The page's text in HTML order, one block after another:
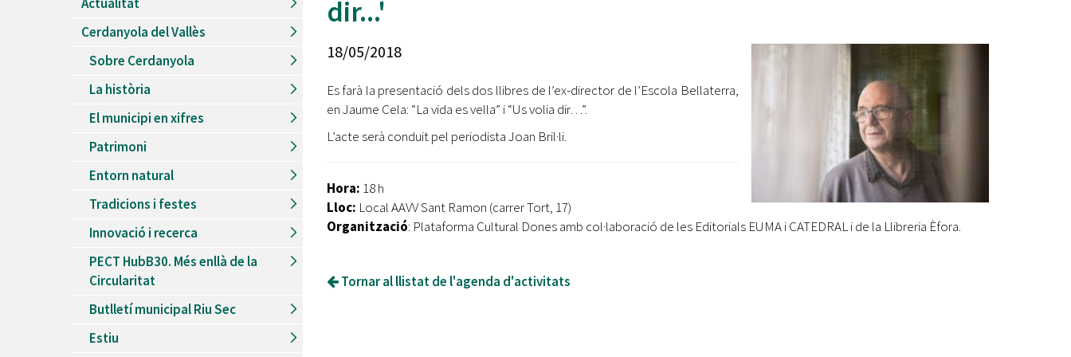
Recursos Humans
Retiment de Comptes
Accés a Informació Pública
Dades Obertes
Catàleg de Serveis i Tràmits
Del26/06/2026al30/08/2026
Patis oberts temporada d'estiu
Piscines d'estiu a Cerdanyola
Del01/06/2026al30/09/2026
Refugis climàtics a Cerdanyola
Jocs d'aigua del Parc Cordelles
Del01/07/2024al31/08/2026
Decorem! Conte 'La truita de nabius'
Cerdanyola opta a més de 5 milions d'euros del Pla de
l'entorn de l'avinguda Catalunya
tret de sortida al festival
Entitats
Mercats Municipals
Webs Municipals
Cerdanyola del Vallès
Sobre Cerdanyola
La història
El municipi en xifres
Patrimoni
Entorn natural
Tradicions i festes
Innovació i recerca
PECT HubB30. Més enllà de la
Circularitat
Butlletí municipal Riu Sec
Estiu
dir...'
18/05/2018
Es farà la presentació dels dos llibres de l’ex-director de l’Escola Bellaterra,
en Jaume Cela: “La vida es vella” i “Us volia dir…”.
L’acte serà conduit pel periodista Joan Bril·li.
Hora: 18 h
Lloc: Local AAVV Sant Ramon (carrer Tort, 17)
Organització: Plataforma Cultural Dones amb col·laboració de les Editorials EUMA i CATEDRAL i de la Llibreria Èfora.
Tornar al llistat de l'agenda d'activitats